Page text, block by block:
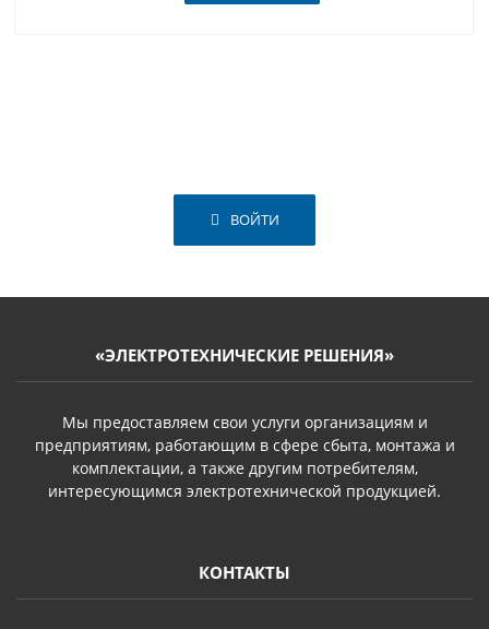
ВОЙТИ
«ЭЛЕКТРОТЕХНИЧЕСКИЕ РЕШЕНИЯ»
Мы предоставляем свои услуги организациям и
предприятиям, работающим в сфере сбыта, монтажа и
комплектации, а также другим потребителям,
интересующимся электротехнической продукцией.
КОНТАКТЫ